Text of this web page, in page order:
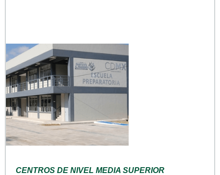
CENTROS DE NIVEL MEDIA SUPERIOR